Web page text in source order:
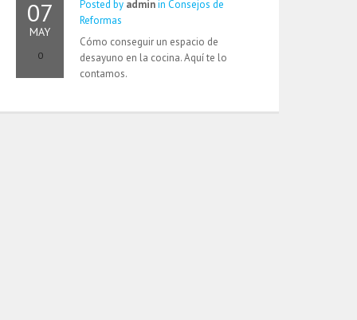
07
MAY
0
Posted by adminin Consejos de
Reformas
Cómo conseguir un espacio de
desayuno en la cocina. Aquí te lo
contamos.